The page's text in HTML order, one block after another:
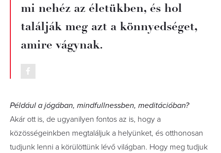
mi nehéz az életükben, és hol
találják meg azt a könnyedséget,
amire vágynak.
Például a jógában, mindfullnessben, meditációban?
Akár ott is, de ugyanilyen fontos az is, hogy a
közösségeinkben megtaláljuk a helyünket, és otthonosan
tudjunk lenni a körülöttünk lévő világban. Hogy meg tudjuk